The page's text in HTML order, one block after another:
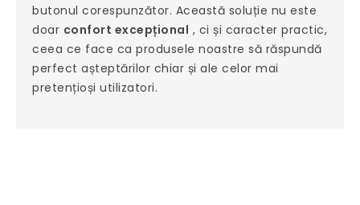
butonul corespunzător. Această soluție nu este
doar confort excepțional , ci și caracter practic,
ceea ce face ca produsele noastre să răspundă
perfect așteptărilor chiar și ale celor mai
pretențioși utilizatori.